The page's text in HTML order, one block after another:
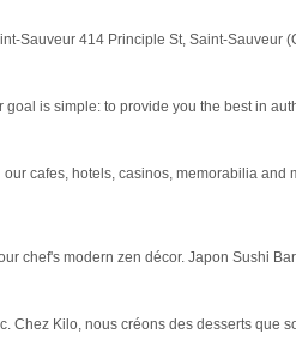
Sauveur 414 Principle St, Saint-Sauveur
is simple: to provide you the best in
cafes, hotels, casinos, memorabilia
chef's modern zen décor. Japon Sushi
Chez Kilo, nous créons des desserts que